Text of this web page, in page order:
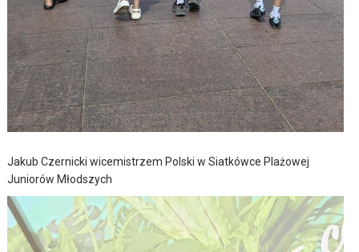
Jakub Czernicki wicemistrzem Polski w Siatkówce Plażowej
Juniorów Młodszych